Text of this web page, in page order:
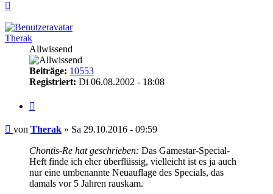
Therak
Allwissend
Beiträge: 10553
Registriert: Di 06.08.2002 - 18:08
Beitrag
von Therak » Sa 29.10.2016 - 09:59
Chontis-Re hat geschrieben: Das Gamestar-Special-
Heft finde ich eher überflüssig, vielleicht ist es ja auch
nur eine umbenannte Neuauflage des Specials, das
damals vor 5 Jahren rauskam.